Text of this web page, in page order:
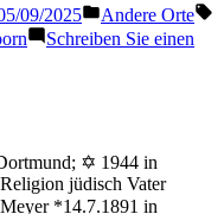
09/2025
Veröffentlicht
in
Andere Orte
Schreiben Sie einen
✡ 1944 in
jüdisch Vater
*14.7.1891 in